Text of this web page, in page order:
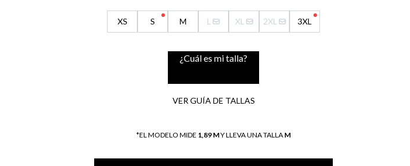
XS S M L XL 2XL 3XL
¿Cuál es mi talla?
VER GUÍA DE TALLAS
*EL MODELO MIDE 1,89 MY LLEVA UNA TALLA M